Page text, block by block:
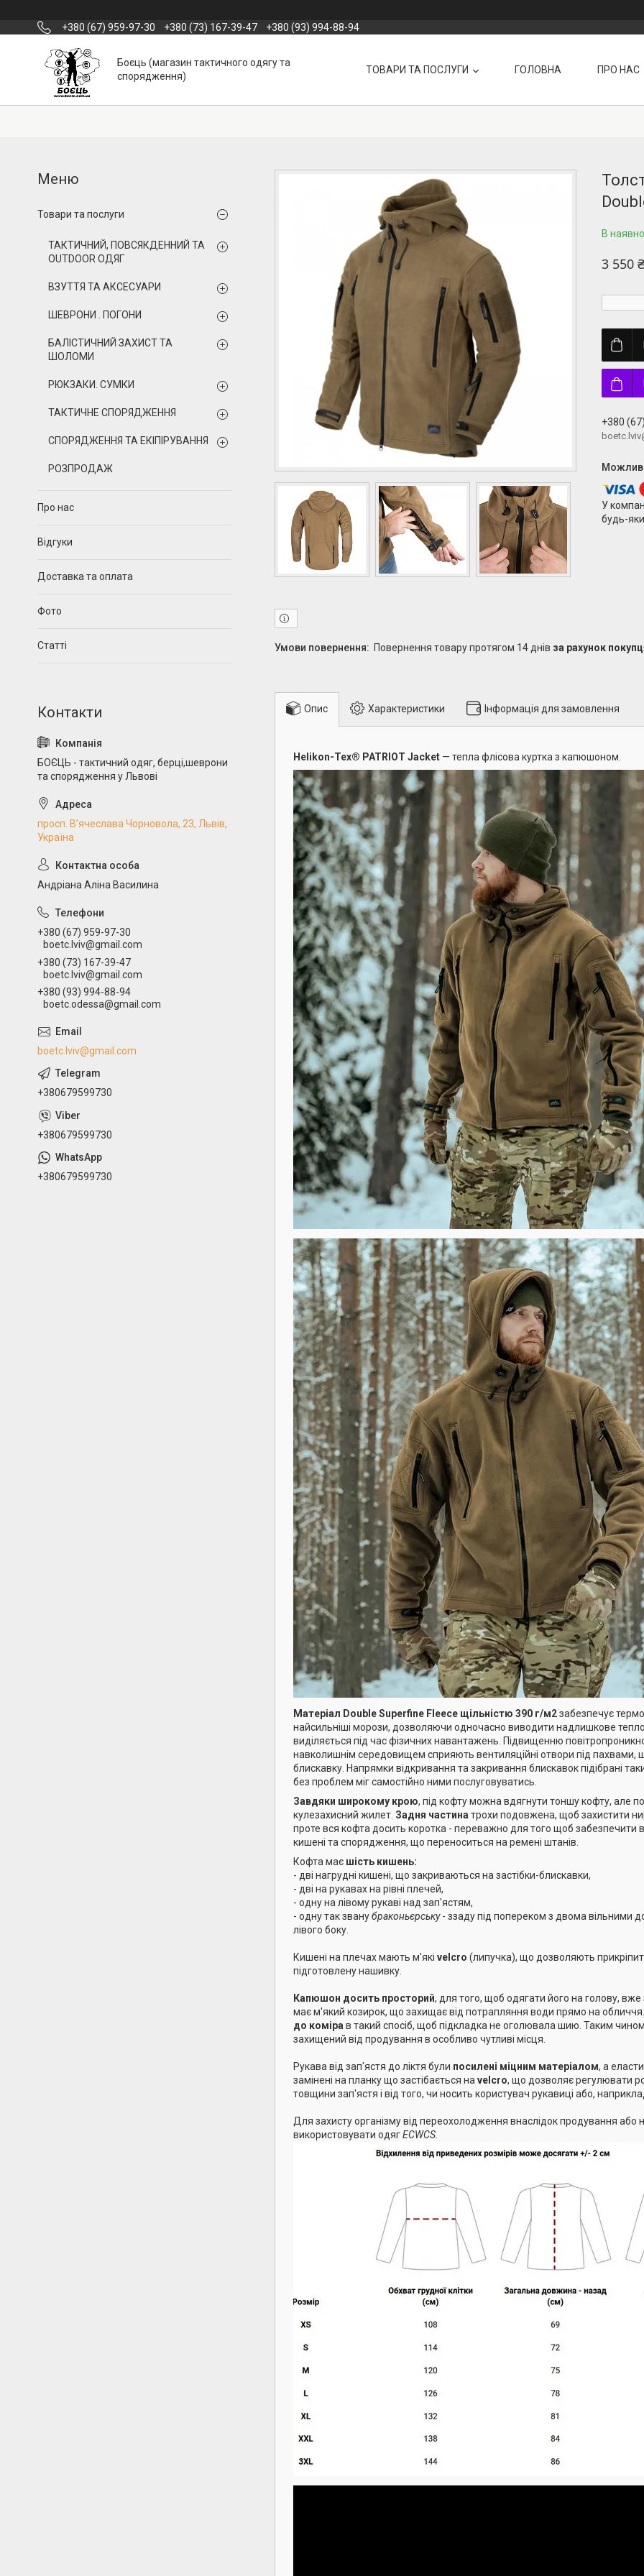
+380 (67) 959-97-30 +380 (73) 167-39-47 +380 (93) 994-88-94
Боєць (магазин тактичного одягу та
спорядження)
ТОВАРИ ТА ПОСЛУГИ ГОЛОВНА ПРО НАС
В
3 550 ₴
+380
У
будь-
повернення товару протягом 14 днів за рахунок
Опис Характеристики Інформація для замовлення
Helikon-Tex® PATRIOT Jacket — тепла флісова куртка з капюшоном.
Матеріал Double Superfine Fleece щільністю 390 г/м2забезпечує
найсильніші морози, дозволяючи одночасно виводити надлишкове тепло
виділяється під час фізичних навантажень. Підвищенню
навколишнім середовищем сприяють вентиляційні отвори під пахвами,
блискавку. Напрямки відкривання та закривання блискавок підібрані
без проблем міг самостійно ними послуговуватись.
Завдяки широкому крою, під кофту можна вдягнути тоншу кофту, але
кулезахисний жилет. Задня частина трохи подовжена, щоб захистити
проте вся кофта досить коротка - переважно для того щоб забезпечити
кишені та спорядження, що переноситься на ремені штанів.
Кофта має шість кишень:
- дві нагрудні кишені, що закриваються на застібки-блискавки,
- дві на рукавах на рівні плечей,
- одну на лівому рукаві над зап'ястям,
- одну так званубраконьєрську- ззаду під попереком з двома вільними
лівого боку.
Кишені на плечах мають м'які velcro (липучка), що дозволяють
підготовлену нашивку.
Капюшон досить просторий, для того, щоб одягати його на голову,
має м'який козирок, що захищає від потрапляння води прямо на обличчя.
до коміра в такий спосіб, щоб підкладка не оголювала шию. Таким
захищений від продування в особливо чутливі місця.
Рукава від зап'ястя до ліктя були посилені міцним матеріалом, а
замінені на планку що застібається на velcro, що дозволяє регулювати
товщини зап'ястя і від того, чи носить користувач рукавиці або,
Для захисту організму від переохолодження внаслідок продування або
використовувати одягECWCS
Товари та послуги
ТАКТИЧНИЙ, ПОВСЯКДЕННИЙ ТА
OUTDOOR ОДЯГ
ВЗУТТЯ ТА АКСЕСУАРИ
ШЕВРОНИ . ПОГОНИ
БАЛІСТИЧНИЙ ЗАХИСТ ТА
ШОЛОМИ
РЮКЗАКИ. СУМКИ
ТАКТИЧНЕ СПОРЯДЖЕННЯ
СПОРЯДЖЕННЯ ТА ЕКІПІРУВАННЯ
РОЗПРОДАЖ
Про нас
Відгуки
Доставка та оплата
Фото
Статті
БОЄЦЬ - тактичний одяг, берці,шеврони
та спорядження у Львові
просп. В’ячеслава Чорновола, 23, Львів,
Україна
Андріана Аліна Василина
+380 (67) 959-97-30
boetc.lviv@gmail.com
+380 (73) 167-39-47
boetc.lviv@gmail.com
+380 (93) 994-88-94
boetc.odessa@gmail.com
boetc.lviv@gmail.com
+380679599730
+380679599730
+380679599730